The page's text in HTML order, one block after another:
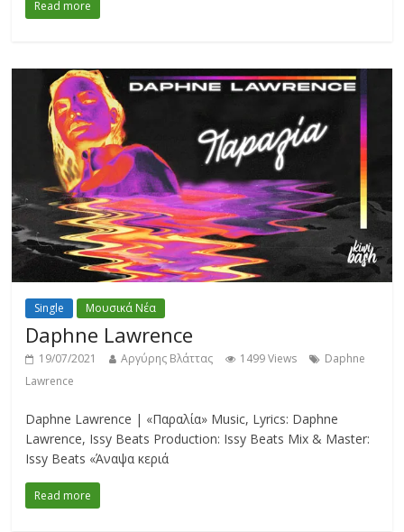
Read more
Single Μουσικά Νέα
Daphne Lawrence
19/07/2021 Αργύρης Βλάττας 1499 Views
Daphne
Lawrence
Daphne Lawrence | «Παραλία» Music, Lyrics: Daphne
Lawrence, Issy Beats Production: Issy Beats Mix & Master:
Issy Beats «Άναψα κεριά
Read more